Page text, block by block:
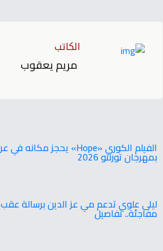
الكاتب
مريم يعقوب
‬بمهرجان‭ ‬تورنتو ‭ ‬2026
ليلى علوي تدعم مي عز الدين برسالة
مفاجئة.. تفاصيل